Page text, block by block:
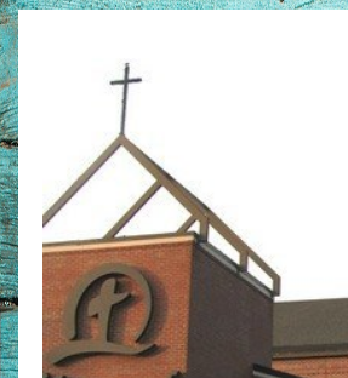
Alle producten
Seksualiteit
Jongerenboeken
Kinderboeken
Kinderbijbels
Voorlezen
Zelf lezen
Doeboeken